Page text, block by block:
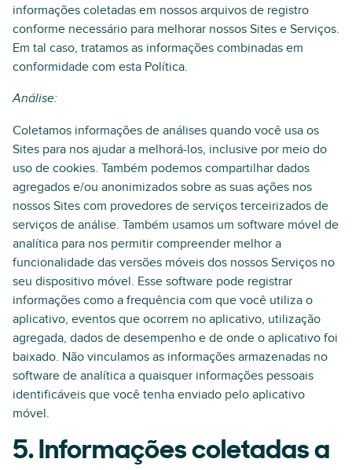
informações coletadas em nossos arquivos de registro
conforme necessário para melhorar nossos Sites e Serviços.
Em tal caso, tratamos as informações combinadas em
conformidade com esta Política.
Análise:
Coletamos informações de análises quando você usa os
Sites para nos ajudar a melhorá-los, inclusive por meio do
uso de cookies. Também podemos compartilhar dados
agregados e/ou anonimizados sobre as suas ações nos
nossos Sites com provedores de serviços terceirizados de
serviços de análise. Também usamos um software móvel de
analítica para nos permitir compreender melhor a
funcionalidade das versões móveis dos nossos Serviços no
seu dispositivo móvel. Esse software pode registrar
informações como a frequência com que você utiliza o
aplicativo, eventos que ocorrem no aplicativo, utilização
agregada, dados de desempenho e de onde o aplicativo foi
baixado. Não vinculamos as informações armazenadas no
software de analítica a quaisquer informações pessoais
identificáveis que você tenha enviado pelo aplicativo
móvel.
5. Informações coletadas a